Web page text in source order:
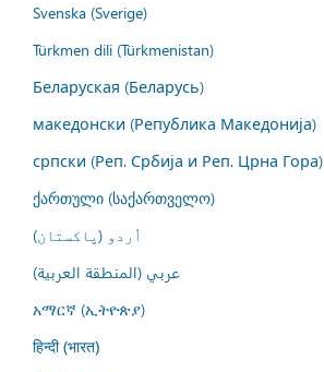
Svenska (Sverige)
Türkmen dili (Türkmenistan)
Беларуская (Беларусь)
македонски (Република Македонија)
српски (Реп. Србија и Реп. Црна Гора)
ქართული (საქართველო)
اُردو (پاکستان)
عربي (المنطقة العربية)
አማርኛ (ኢትዮጵያ)
हिन्दी (भारत)